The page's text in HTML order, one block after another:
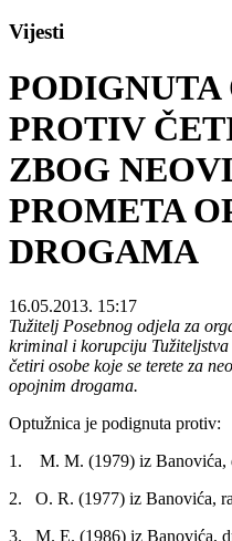
Vijesti
PROTIV
ZBOG
PROMETA
DROGAMA
16.05.2013. 15:17
Tužitelj Posebnog odjela za
kriminal i korupciju
četiri osobe koje se terete za
opojnim drogama.
Optužnica je podignuta protiv:
1. M. M. (1979) iz Banovića,
2. O. R. (1977) iz Banovića,
3. M. E. (1986) iz Banovića,